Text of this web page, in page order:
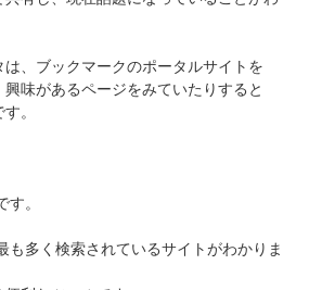
、ブックマークのポータルサイトを
味があるページをみていたりすると
。
す。
も多く検索されているサイトがわかりま